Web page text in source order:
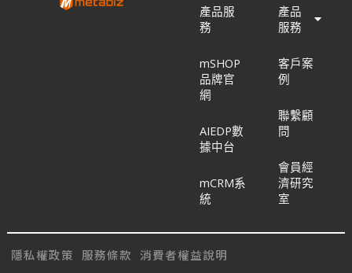
產品服
務
mSHOP
品牌官
網
AIEDP數
據中台
mCRM系
統
產品
服務
客戶案
例
聯繫顧
問
會員經
濟研究
室
隱私權政策 服務條款 消費者權益說明